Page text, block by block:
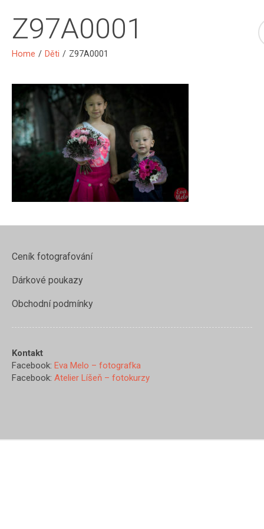
Z97A0001
Home / Děti / Z97A0001
Ceník fotografování
Dárkové poukazy
Obchodní podmínky
Kontakt
Facebook: Eva Melo – fotografka
Facebook: Atelier Líšeň – fotokurzy